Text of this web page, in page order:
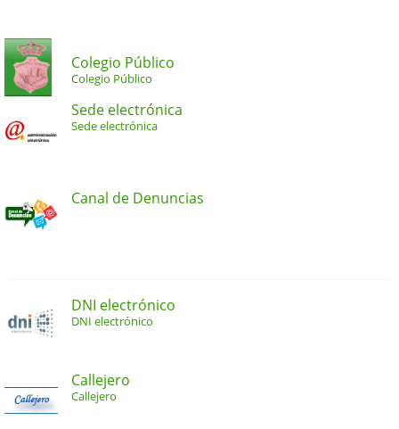
Colegio Público
Colegio Público
Sede electrónica
Sede electrónica
Canal de Denuncias
DNI electrónico
DNI electrónico
Callejero
Callejero